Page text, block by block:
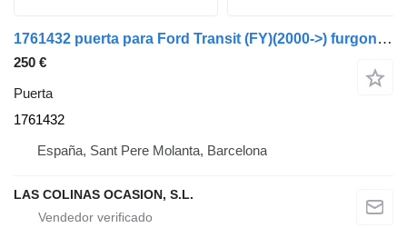
1761432 puerta para Ford Transit (FY)(2000->) furgoneta
250 €
Puerta
1761432
España, Sant Pere Molanta, Barcelona
LAS COLINAS OCASION, S.L.